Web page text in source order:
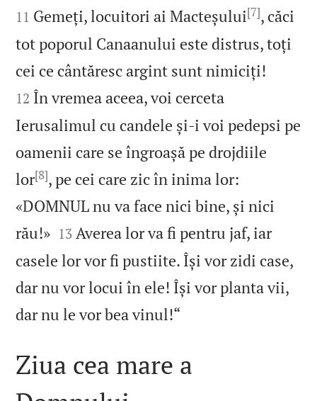
11 Gemeți, locuitori ai Macteșului[7], căci
tot poporul Canaanului este distrus, toți
cei ce cântăresc argint sunt nimiciți!
12 În vremea aceea, voi cerceta
Ierusalimul cu candele și‑i voi pedepsi pe
oamenii care se îngroașă pe drojdiile
lor[8], pe cei care zic în inima lor:
«DOMNUL nu va face nici bine, și nici
rău!»
13 Averea lor va fi pentru jaf, iar
casele lor vor fi pustiite. Își vor zidi case,
dar nu vor locui în ele! Își vor planta vii,
dar nu le vor bea vinul!“
Ziua cea mare a